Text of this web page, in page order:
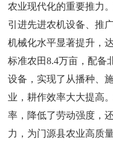
农业现代化的重要推力
引进先进农机设备、推
机械化水平显著提升，
标准农田8.4万亩，配备
设备，实现了从播种、
业，耕作效率大大提高
率，降低了劳动强度，
力，为门源县农业高质